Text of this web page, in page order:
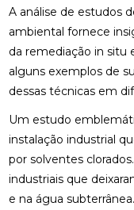
A análise de estudos
ambiental fornece
da remediação in situ
alguns exemplos de
dessas técnicas em
Um estudo
instalação industrial
por solventes
industriais que
e na água